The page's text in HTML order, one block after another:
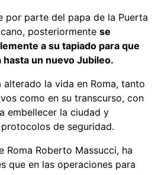
por parte del papa de la Puerta
posteriormente se
a su tapiado para que
un nuevo Jubileo.
alterado la vida en Roma, tanto
como en su transcurso, con
embellecer la ciudad y
de seguridad.
Roma Roberto Massucci, ha
que en las operaciones para